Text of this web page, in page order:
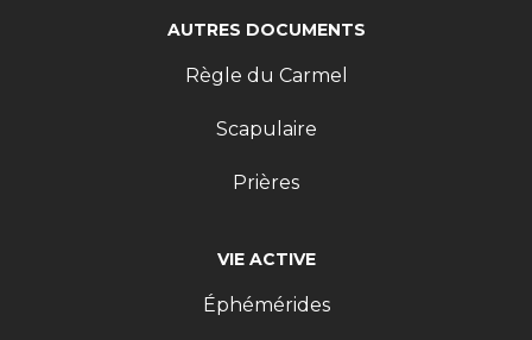
VIE ACTIVE
Éphémérides
AUTRES DOCUMENTS
Règle du Carmel
Scapulaire
Prières